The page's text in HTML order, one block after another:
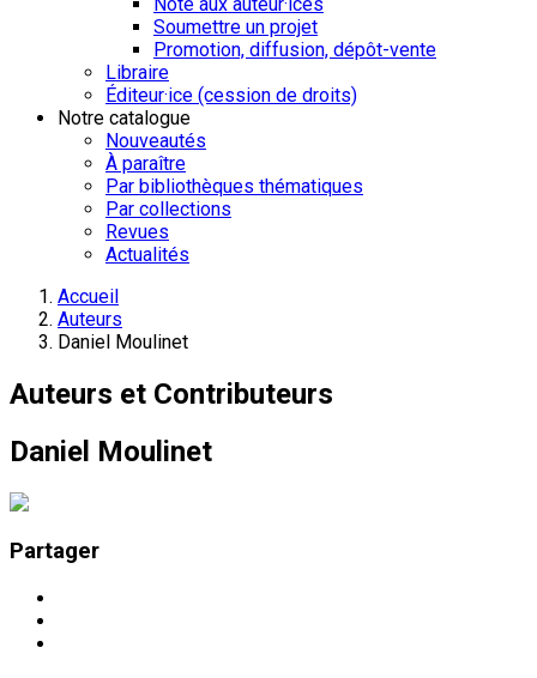
Soumettre un projet
Promotion, diffusion, dépôt-vente
Libraire
Éditeur·ice (cession de droits)
Notre catalogue
Nouveautés
À paraître
Par bibliothèques thématiques
Par collections
Revues
Actualités
Accueil
Auteurs
Daniel Moulinet
Auteurs et Contributeurs
Daniel Moulinet
Partager